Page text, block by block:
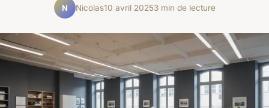
N Nicolas10 avril 20253 min de lecture